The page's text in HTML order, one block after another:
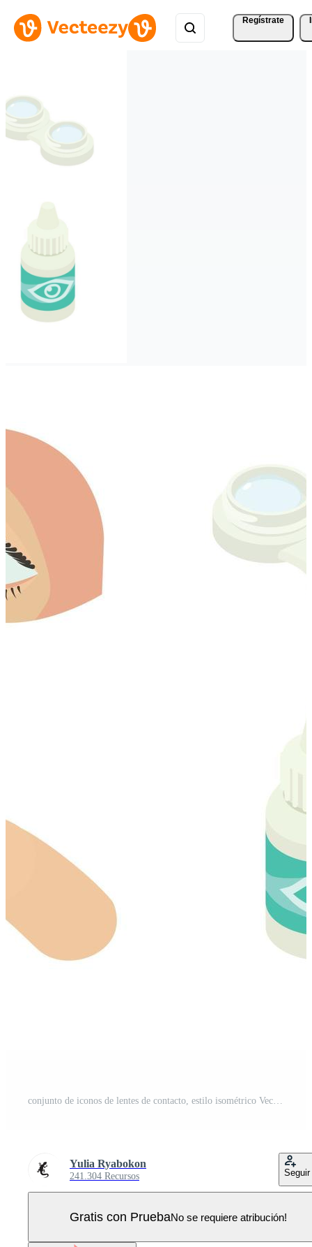
Regístrate
conjunto de iconos de lentes de contacto, estilo isométrico Vector Pro
Yulia Ryabokon
241.304 Recursos Seguir
Gratis con PruebaNo se requiere atribución!